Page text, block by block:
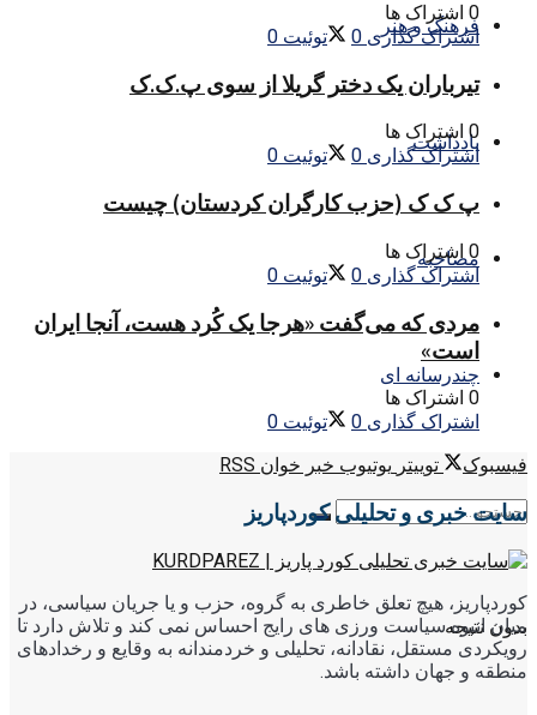
فرهنگ و هنر
یادداشت
مصاحبه
چندرسانه ای
بدون نتیجه
0 اشتراک ها
اشتراک گذاری 0 توئیت 0
تیرباران یک دختر گریلا از سوی پ.ک.ک
0 اشتراک ها
اشتراک گذاری 0 توئیت 0
پ ک ک (حزب کارگران کردستان) چیست
0 اشتراک ها
اشتراک گذاری 0 توئیت 0
مردی که می‌گفت «هرجا یک کُرد هست، آنجا ایران
است»
0 اشتراک ها
اشتراک گذاری 0 توئیت 0
فیسبوک
توییتر یوتیوب خبر خوان RSS
سایت خبری و تحلیلی کوردپاریز
کوردپاریز، هیچ تعلق خاطری به گروه، حزب و یا جریان سیاسی، در
میان انبوه سیاست ورزی های رایج احساس نمی کند و تلاش دارد تا
رویکردی مستقل، نقادانه، تحلیلی و خردمندانه به وقایع و رخدادهای
منطقه و جهان داشته باشد.